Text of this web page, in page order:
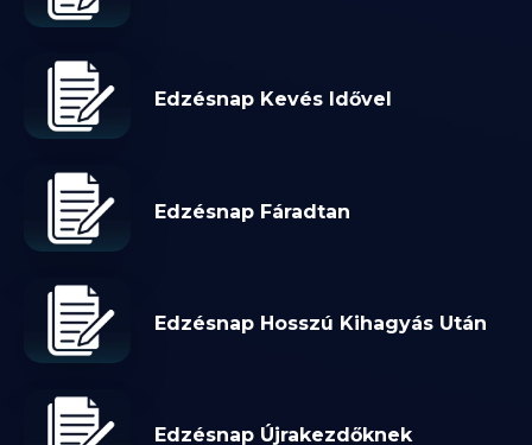
Edzésnap Kevés Idővel
Edzésnap Fáradtan
Edzésnap Hosszú Kihagyás Után
Edzésnap Újrakezdőknek